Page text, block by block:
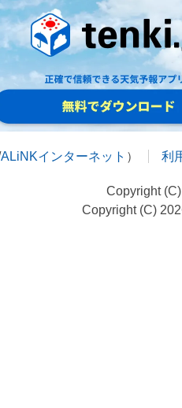
ALiNKインターネット ） 利
Copyright
Copyright (C)